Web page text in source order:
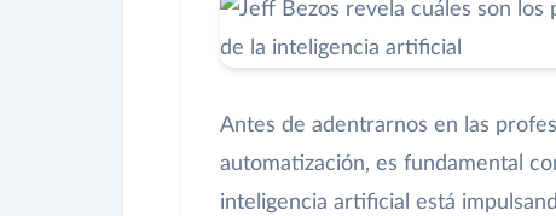
Antes de adentrarnos en las
automatización, es fundamental
inteligencia artificial está